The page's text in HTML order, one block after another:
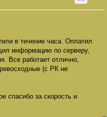
в течение часа. Оплатил
информацию по серверу,
Все работает отлично,
(с РК не
спасибо за скорость и